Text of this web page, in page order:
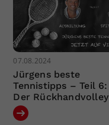
07.08.2024
Jürgens beste
Tennistipps – Teil 6:
Der Rückhandvolley